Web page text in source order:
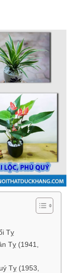
Tỵ
Tỵ (1941,
Tỵ (1953,